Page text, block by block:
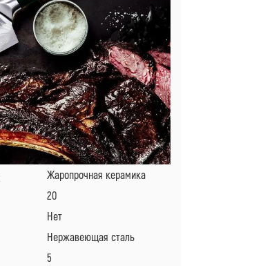
Жаропрочная керамика
20
Нет
Нержавеющая сталь
5